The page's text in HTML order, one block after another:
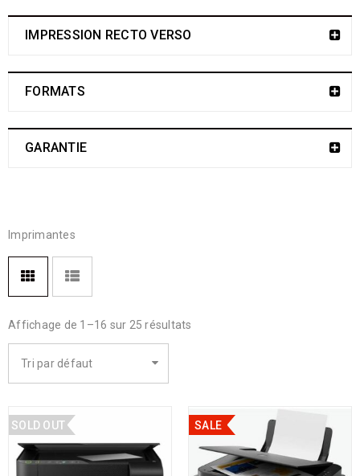
IMPRESSION RECTO VERSO
FORMATS
GARANTIE
Imprimantes
Affichage de 1–16 sur 25 résultats
Tri par défaut
SOLD OUT SALE